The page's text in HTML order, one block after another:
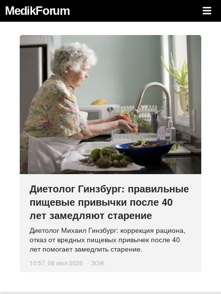
MedikForum
Диетолог Гинзбург: правильные
пищевые привычки после 40
лет замедляют старение
Диетолог Михаил Гинзбург: коррекция рациона,
отказ от вредных пищевых привычек после 40
лет помогает замедлить старение.
10:57, 08 июл 2026 ЗОЖ